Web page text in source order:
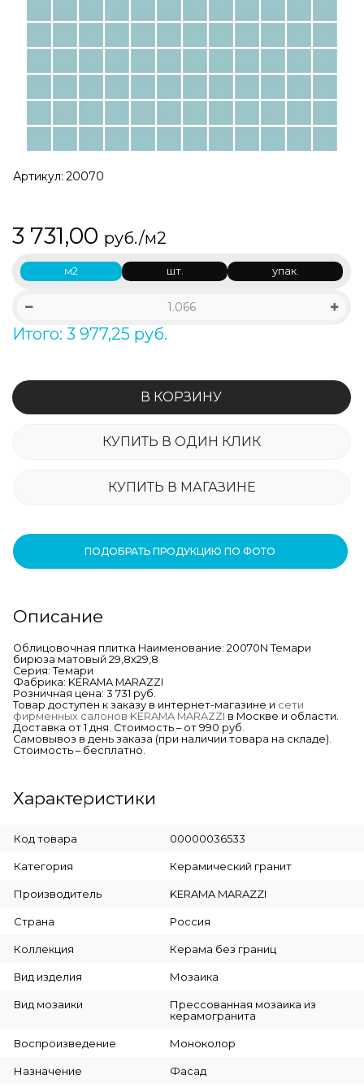
Артикул: 20070
3 731,00 руб./м2
м2 шт. упак.
Итого: 3 977,25 руб.
В КОРЗИНУ
КУПИТЬ В ОДИН КЛИК
КУПИТЬ В МАГАЗИНЕ
ПОДОБРАТЬ ПРОДУКЦИЮ ПО ФОТО
Описание
Облицовочная плитка Наименование: 20070N Темари
бирюза матовый 29,8х29,8
Серия: Темари
Фабрика: KERAMA MARAZZI
Розничная цена: 3 731 руб.
Товар доступен к заказу в интернет-магазине и сети
фирменных салонов KERAMA MARAZZI в Москве и области.
Доставка от 1 дня. Стоимость – от 990 руб.
Самовывоз в день заказа (при наличии товара на складе).
Стоимость – бесплатно.
Характеристики
Код товара 00000036533
Категория Керамический гранит
Производитель KERAMA MARAZZI
Страна Россия
Коллекция Керама без границ
Вид изделия Мозаика
Вид мозаики
Прессованная мозаика из
керамогранита
Воспроизведение Моноколор
Назначение Фасад